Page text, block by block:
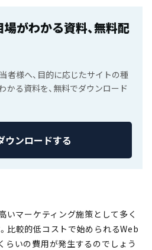
がわかる資料、無料配
者様へ、目的に応じたサイトの種
かる資料を、無料でダウンロード
ウンロードする
いマーケティング施策として多く
比較的低コストで始められるWeb
らいの費用が発生するのでしょう